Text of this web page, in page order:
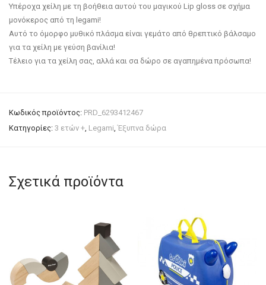
Yπέροχα χείλη με τη βοήθεια αυτού του μαγικού Lip gloss σε σχήμα
μονόκερος από τη legami!
Αυτό το όμορφο μυθικό πλάσμα είναι γεμάτο από θρεπτικό βάλσαμο
για τα χείλη με γεύση βανίλια!
Τέλειο για τα χείλη σας, αλλά και σα δώρο σε αγαπημένα πρόσωπα!
Κωδικός προϊόντος: PRD_6293412467
Κατηγορίες: 3 ετών +, Legami,Έξυπνα δώρα
Σχετικά προϊόντα